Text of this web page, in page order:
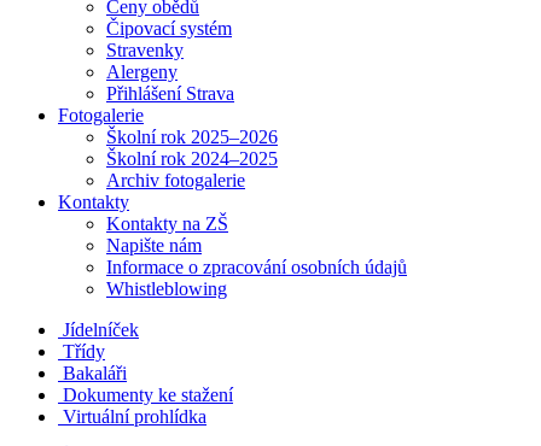
Ceny obědů
Čipovací systém
Stravenky
Alergeny
Přihlášení Strava
Fotogalerie
Školní rok 2025–2026
Školní rok 2024–2025
Archiv fotogalerie
Kontakty
Kontakty na ZŠ
Napište nám
Informace o zpracování osobních údajů
Whistleblowing
Jídelníček
Třídy
Bakaláři
Dokumenty ke stažení
Virtuální prohlídka